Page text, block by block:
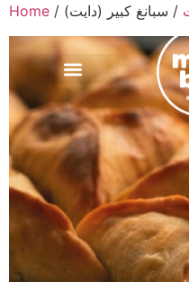
Home / / سبانغ كبير (دايت)